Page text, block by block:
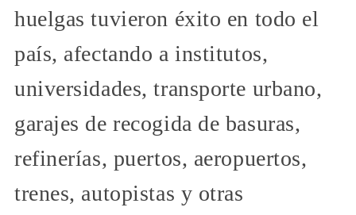
huelgas tuvieron éxito en todo el
país, afectando a institutos,
universidades, transporte urbano,
garajes de recogida de basuras,
refinerías, puertos, aeropuertos,
trenes, autopistas y otras